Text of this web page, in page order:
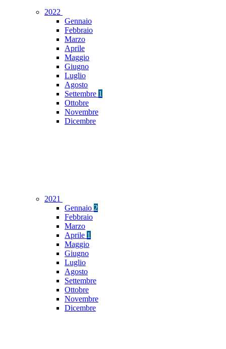
2022
Gennaio
Febbraio
Marzo
Aprile
Maggio
Giugno
Luglio
Agosto
Settembre 1
Ottobre
Novembre
Dicembre
2021
Gennaio 2
Febbraio
Marzo
Aprile 1
Maggio
Giugno
Luglio
Agosto
Settembre
Ottobre
Novembre
Dicembre